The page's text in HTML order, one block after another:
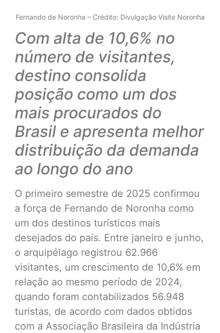
Fernando de Noronha – Crédito: Divulgação Visite Noronha
Com alta de 10,6% no
número de visitantes,
destino consolida
posição como um dos
mais procurados do
Brasil e apresenta melhor
distribuição da demanda
ao longo do ano
O primeiro semestre de 2025 confirmou
a força de Fernando de Noronha como
um dos destinos turísticos mais
desejados do país. Entre janeiro e junho,
o arquipélago registrou 62.966
visitantes, um crescimento de 10,6% em
relação ao mesmo período de 2024,
quando foram contabilizados 56.948
turistas, de acordo com dados obtidos
com a Associação Brasileira da Indústria